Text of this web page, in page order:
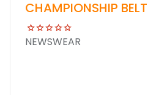
CHAMPIONSHIP BELT
NEWSWEAR